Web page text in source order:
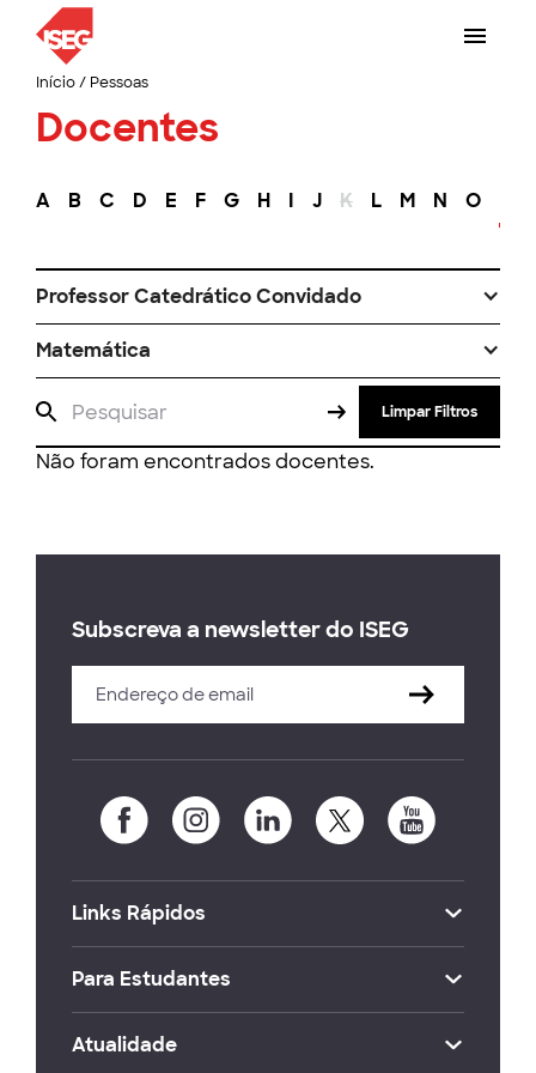
Início/ Pessoas
Docentes
A B C D E F G H I J K L M N O
Professor Catedrático Convidado
Matemática
Limpar Filtros
Não foram encontrados docentes.
Subscreva a newsletter do ISEG
Links Rápidos
Para Estudantes
Atualidade